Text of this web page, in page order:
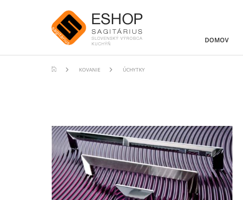
KOVANIE ÚCHYTKY
DOMOV